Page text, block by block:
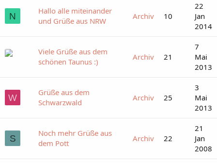
N
Hallo alle miteinander
und Grüße aus NRW
Archiv 10
22
Jan
2014
Viele Grüße aus dem
schönen Taunus :)
Archiv 21
7
Mai
2013
W
Grüße aus dem
Schwarzwald
Archiv 25
3
Mai
2013
S
Noch mehr Grüße aus
dem Pott
Archiv 22
21
Jan
2008